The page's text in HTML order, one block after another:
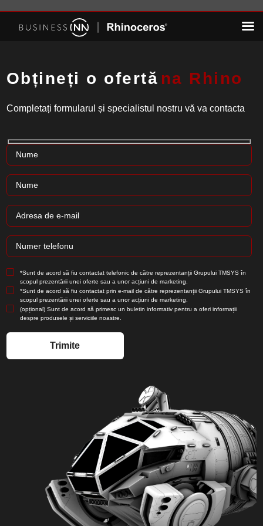
Obțineți o ofertă na Rhino
Completați formularul și specialistul nostru vă va contacta
*Sunt de acord să fiu contactat telefonic de către reprezentanții Grupului TMSYS în
scopul prezentării unei oferte sau a unor acțiuni de marketing.
*Sunt de acord să fiu contactat prin e-mail de către reprezentanții Grupului TMSYS în
scopul prezentării unei oferte sau a unor acțiuni de marketing.
(opțional) Sunt de acord să primesc un buletin informativ pentru a oferi informații
despre produsele și serviciile noastre.